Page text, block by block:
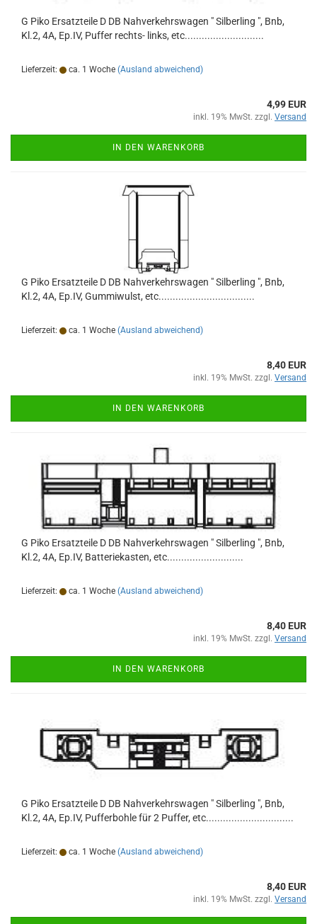
G Piko Ersatzteile D DB Nahverkehrswagen " Silberling ", Bnb,
Kl.2, 4A, Ep.IV, Puffer rechts- links, etc............................
Lieferzeit: ca. 1 Woche (Ausland abweichend)
4,99 EUR
inkl. 19% MwSt. zzgl. Versand
IN DEN WARENKORB
G Piko Ersatzteile D DB Nahverkehrswagen " Silberling ", Bnb,
Kl.2, 4A, Ep.IV, Gummiwulst, etc..................................
Lieferzeit: ca. 1 Woche (Ausland abweichend)
8,40 EUR
inkl. 19% MwSt. zzgl. Versand
IN DEN WARENKORB
G Piko Ersatzteile D DB Nahverkehrswagen " Silberling ", Bnb,
Kl.2, 4A, Ep.IV, Batteriekasten, etc...........................
Lieferzeit: ca. 1 Woche (Ausland abweichend)
8,40 EUR
inkl. 19% MwSt. zzgl. Versand
IN DEN WARENKORB
G Piko Ersatzteile D DB Nahverkehrswagen " Silberling ", Bnb,
Kl.2, 4A, Ep.IV, Pufferbohle für 2 Puffer, etc...............................
Lieferzeit: ca. 1 Woche (Ausland abweichend)
8,40 EUR
inkl. 19% MwSt. zzgl. Versand